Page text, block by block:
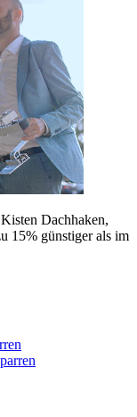
Dachhaken,
15% günstiger als im